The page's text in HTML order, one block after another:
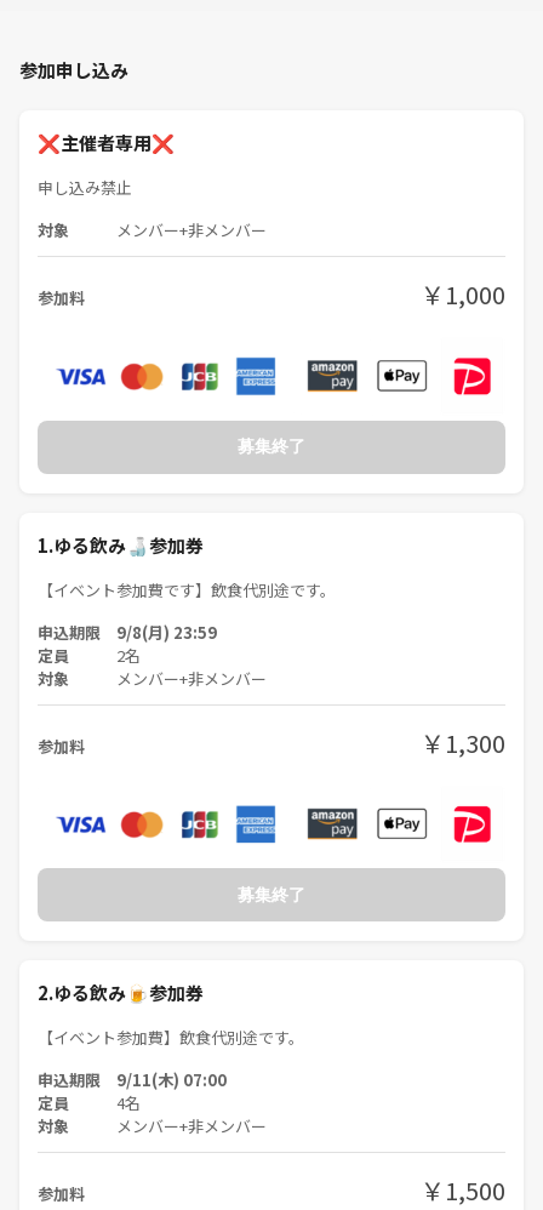
も、一人参加の方も大歓迎！
⚠️注意事項⚠️
以下の行為はご遠慮ください。
・勧誘や営業、他のサークルへのお誘い、ナンパ、暴言などの迷惑行
為、ボディタッチ。
・イベントの内容や参加者の写真を無断でSNSに投稿すること。
・ドタキャンすること（理由がある方は説明の上規定通りのキャンセル
料をお支払いください。）
イベントの雰囲気を壊す行動をされる方や、運営の指示に従わない方
は、参加をお断りする場合があります。返金は致しません。皆さんが安
参加者同士による個人間でのトラブルは主催者含めサークルは一切関与
ぜひ、アラサーの仲間たちと一緒に、楽しいひとときを過ごしましょ
参加申し込み
❌主催者専用❌
申し込み禁止
対象 メンバー+非メンバー
参加料 ￥1,000
募集終了
1.ゆる飲み🍶参加券
【イベント参加費です】飲食代別途です。
申込期限 9/8(月) 23:59
定員 2名
対象
メンバー+非メンバー
参加料 ￥1,300
募集終了
2.ゆる飲み🍺参加券
【イベント参加費】飲食代別途です。
申込期限 9/11(木) 07:00
定員 4名
対象 メンバー+非メンバー
参加料 ￥1,500